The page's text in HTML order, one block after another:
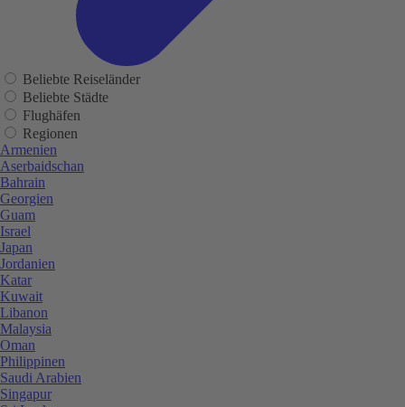
Beliebte Reiseländer
Beliebte Städte
Flughäfen
Regionen
Armenien
Aserbaidschan
Bahrain
Georgien
Guam
Israel
Japan
Jordanien
Katar
Kuwait
Libanon
Malaysia
Oman
Philippinen
Saudi Arabien
Singapur